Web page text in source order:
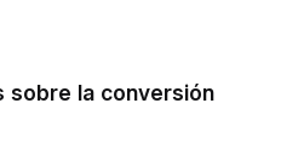
sobre la conversión